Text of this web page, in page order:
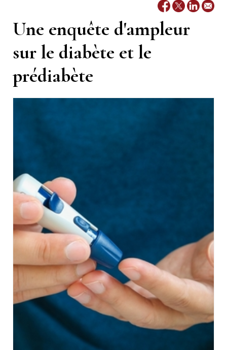
Une enquête d'ampleur
sur le diabète et le
prédiabète